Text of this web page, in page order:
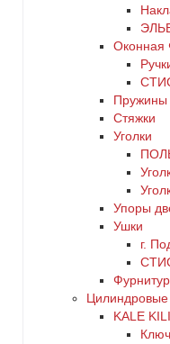
Оконная
Пружины
Стяжки
Уголки
Упоры
Ушки
г.
KALE